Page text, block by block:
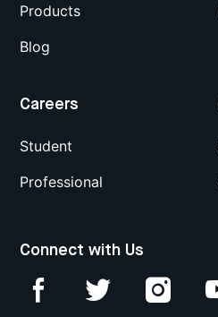
Products
Blog
Careers
Student
Professional
Connect with Us